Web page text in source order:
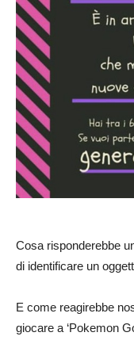
Cosa risponderebbe
di identificare un
E come reagirebbe
giocare a ‘Pokemon